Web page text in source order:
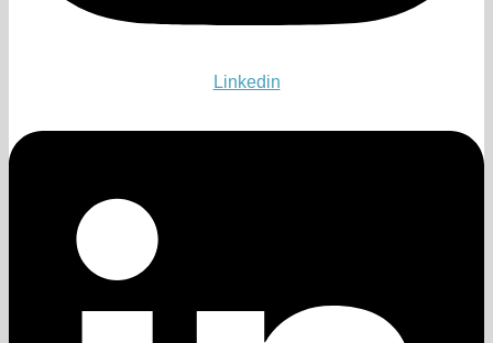
Linkedin